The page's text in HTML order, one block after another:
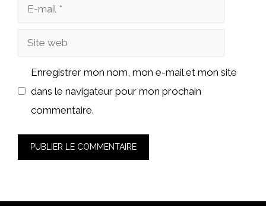
Site
Enregistrer mon nom, mon e-mail et mon site
dans le navigateur pour mon prochain
commentaire.